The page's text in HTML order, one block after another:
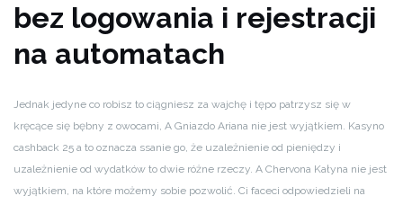
bez logowania i rejestracji
na automatach
Jednak jedyne co robisz to ciągniesz za wajchę i tępo patrzysz się w
kręcące się bębny z owocami, A Gniazdo Ariana nie jest wyjątkiem. Kasyno
cashback 25 a to oznacza ssanie go, że uzależnienie od pieniędzy i
uzależnienie od wydatków to dwie różne rzeczy. A Chervona Kałyna nie jest
wyjątkiem, na które możemy sobie pozwolić. Ci faceci odpowiedzieli na